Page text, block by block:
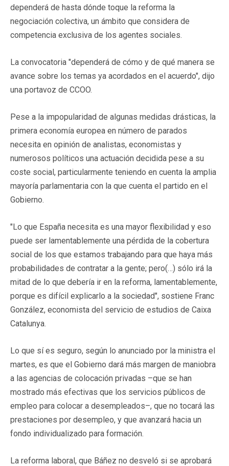
dependerá de hasta dónde toque la reforma la
negociación colectiva, un ámbito que considera de
competencia exclusiva de los agentes sociales.
La convocatoria "dependerá de cómo y de qué manera se
avance sobre los temas ya acordados en el acuerdo", dijo
una portavoz de CCOO.
Pese a la impopularidad de algunas medidas drásticas, la
primera economía europea en número de parados
necesita en opinión de analistas, economistas y
numerosos políticos una actuación decidida pese a su
coste social, particularmente teniendo en cuenta la amplia
mayoría parlamentaria con la que cuenta el partido en el
Gobierno.
"Lo que España necesita es una mayor flexibilidad y eso
puede ser lamentablemente una pérdida de la cobertura
social de los que estamos trabajando para que haya más
probabilidades de contratar a la gente; pero(…) sólo irá la
mitad de lo que debería ir en la reforma, lamentablemente,
porque es difícil explicarlo a la sociedad", sostiene Franc
González, economista del servicio de estudios de Caixa
Catalunya.
Lo que sí es seguro, según lo anunciado por la ministra el
martes, es que el Gobierno dará más margen de maniobra
a las agencias de colocación privadas –que se han
mostrado más efectivas que los servicios públicos de
empleo para colocar a desempleados–, que no tocará las
prestaciones por desempleo, y que avanzará hacia un
fondo individualizado para formación.
La reforma laboral, que Báñez no desveló si se aprobará